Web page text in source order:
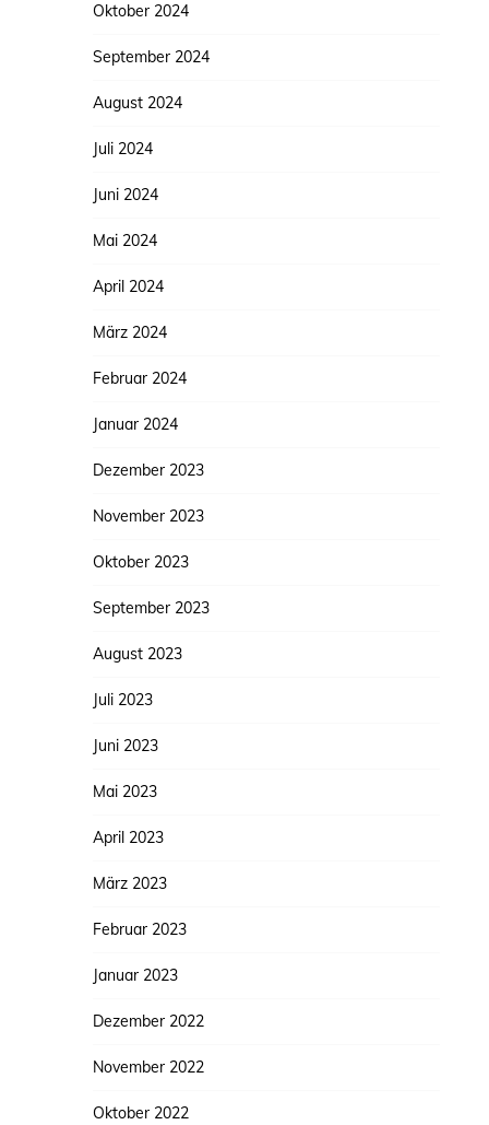
Oktober 2024
September 2024
August 2024
Juli 2024
Juni 2024
Mai 2024
April 2024
März 2024
Februar 2024
Januar 2024
Dezember 2023
November 2023
Oktober 2023
September 2023
August 2023
Juli 2023
Juni 2023
Mai 2023
April 2023
März 2023
Februar 2023
Januar 2023
Dezember 2022
November 2022
Oktober 2022